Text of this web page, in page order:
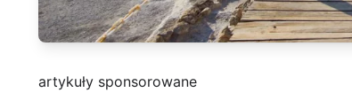
artykuły sponsorowane